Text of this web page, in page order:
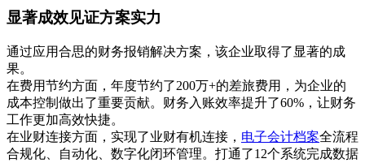
显著成效见证方案实力
通过应用合思的财务报销解决方案，该企业取得了显著的成
果。
在费用节约方面，年度节约了200万+的差旅费用，为企业的
成本控制做出了重要贡献。财务入账效率提升了60%，让财务
工作更加高效快捷。
在业财连接方面，实现了业财有机连接， 电子会计档案全流程
合规化、自动化、数字化闭环管理。打通了12个系统完成数据